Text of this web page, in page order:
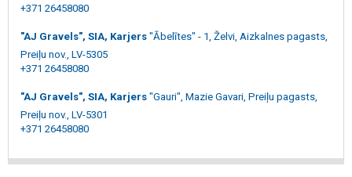
+371 26458080
"AJ Gravels", SIA, Karjers "Ābelītes" - 1, Želvi, Aizkalnes pagasts,
Preiļu nov., LV-5305
+371 26458080
"AJ Gravels", SIA, Karjers "Gauri", Mazie Gavari, Preiļu pagasts,
Preiļu nov., LV-5301
+371 26458080